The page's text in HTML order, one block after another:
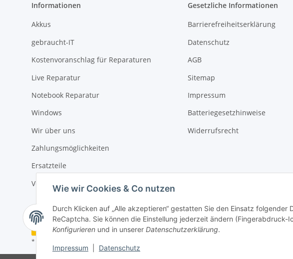
Wie wir Cookies & Co nutzen
Durch Klicken auf „Alle akzeptieren“ gestatten Sie den Einsatz folgender
ReCaptcha. Sie können die Einstellung jederzeit ändern (Fingerabdruck-
Konfigurieren und in unserer Datenschutzerklärung.
Impressum Datenschutz
Informationen
Akkus
gebraucht-IT
Kostenvoranschlag für Reparaturen
Live Reparatur
Notebook Reparatur
Windows
Wir über uns
Zahlungsmöglichkeiten
Ersatzteile
Versandinformationen
Gesetzliche Informationen
Barrierefreiheitserklärung
Datenschutz
AGB
Sitemap
Impressum
Batteriegesetzhinweise
Widerrufsrecht
Vertrag widerrufen
* Alle Preise inkl. gesetzlicher USt., zzgl.